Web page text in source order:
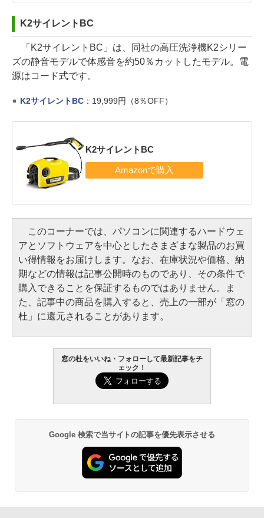
K2サイレントBC
「K2サイレントBC」は、同社の高圧洗浄機K2シリー
ズの静音モデルで体感音を約50％カットしたモデル。電
源はコード式です。
K2サイレントBC：19,999円（8％OFF）
K2サイレントBC
このコーナーでは、パソコンに関連するハードウェ
アとソフトウェアを中心としたさまざまな製品のお買
い得情報をお届けします。なお、在庫状況や価格、納
期などの情報は記事公開時のものであり、その条件で
購入できることを保証するものではありません。ま
た、記事中の商品を購入すると、売上の一部が「窓の
杜」に還元されることがあります。
窓の杜をいいね・フォローして最新記事をチ
ェック！
Google 検索で当サイトの記事を優先表示させる